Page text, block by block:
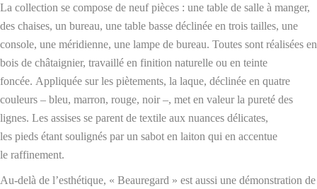
La collection se compose de neuf pièces : une table de salle à manger,
des chaises, un bureau, une table basse déclinée en trois tailles, une
console, une méridienne, une lampe de bureau. Toutes sont réalisées en
bois de châtaignier, travaillé en finition naturelle ou en teinte
foncée. Appliquée sur les piètements, la laque, déclinée en quatre
couleurs – bleu, marron, rouge, noir –, met en valeur la pureté des
lignes. Les assises se parent de textile aux nuances délicates,
les pieds étant soulignés par un sabot en laiton qui en accentue
le raffinement.
Au-delà de l’esthétique, « Beauregard » est aussi une démonstration de